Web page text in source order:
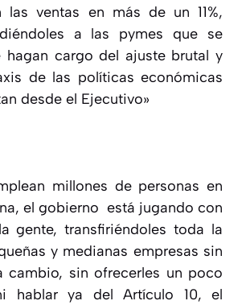
las ventas en más de un 11%,
a las pymes que se
hagan cargo del ajuste brutal y
de las políticas económicas
desde el Ejecutivo»
millones de personas en
el gobierno está jugando con
gente, transfiriéndoles toda la
y medianas empresas sin
cambio, sin ofrecerles un poco
hablar ya del Artículo 10, el